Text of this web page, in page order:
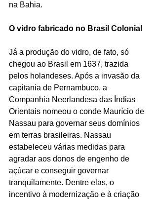
na Bahia.
O vidro fabricado no Brasil Colonial
Já a produção do vidro, de fato, só
chegou ao Brasil em 1637, trazida
pelos holandeses. Após a invasão da
capitania de Pernambuco, a
Companhia Neerlandesa das Índias
Orientais nomeou o conde Maurício de
Nassau para governar seus domínios
em terras brasileiras. Nassau
estabeleceu várias medidas para
agradar aos donos de engenho de
açúcar e conseguir governar
tranquilamente. Dentre elas, o
incentivo à modernização e à criação